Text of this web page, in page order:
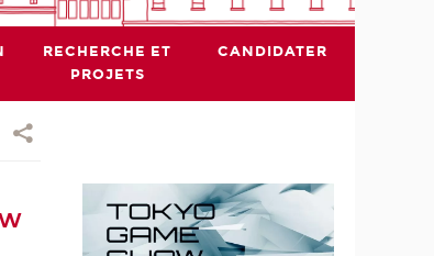
RECHERCHE ET
PROJETS
CANDIDATER